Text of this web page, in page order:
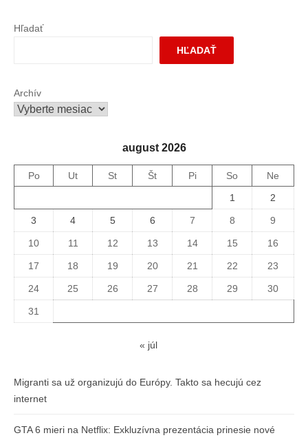
Hľadať
HĽADAŤ
Archív
august 2026
Po Ut St Št Pi So
Ne
1
2
3 4 5 6 7 8 9
10 11 12 13 14 15 16
17 18 19 20 21 22 23
24 25 26 27 28 29 30
31
« júl
Migranti sa už organizujú do Európy. Takto sa hecujú cez
internet
GTA 6 mieri na Netflix: Exkluzívna prezentácia prinesie nové